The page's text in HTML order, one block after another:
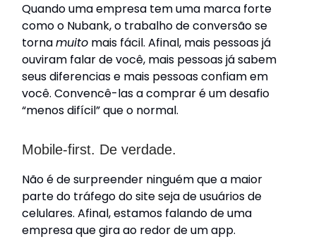
Quando uma empresa tem uma marca forte
como o Nubank, o trabalho de conversão se
tornamuito mais fácil. Afinal, mais pessoas já
ouviram falar de você, mais pessoas já sabem
seus diferencias e mais pessoas confiam em
você. Convencê-las a comprar é um desafio
“menos difícil” que o normal.
Mobile-first. De verdade.
Não é de surpreender ninguém que a maior
parte do tráfego do site seja de usuários de
celulares. Afinal, estamos falando de uma
empresa que gira ao redor de um app.